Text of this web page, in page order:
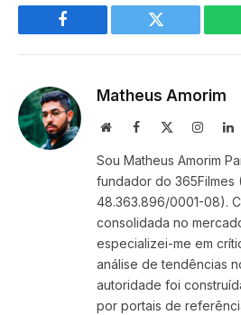
Facebook Twitter
Matheus Amorim
WebsiteFacebook
Sou Matheus Amorim
fundador do 365Filmes
48.363.896/0001-08).
consolidada no
especializei-me em
análise de tendências
autoridade foi
por portais de